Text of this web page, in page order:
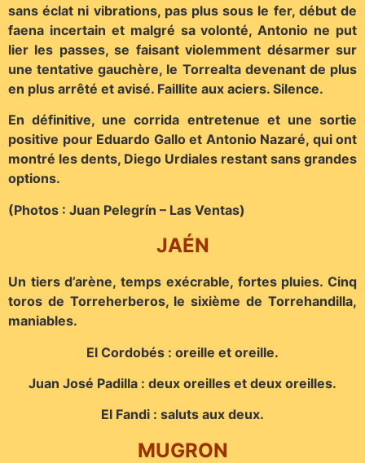
sans éclat ni vibrations, pas plus sous le fer, début de
faena incertain et malgré sa volonté, Antonio ne put
lier les passes, se faisant violemment désarmer sur
une tentative gauchère, le Torrealta devenant de plus
en plus arrêté et avisé. Faillite aux aciers. Silence.
En définitive, une corrida entretenue et une sortie
positive pour Eduardo Gallo et Antonio Nazaré, qui ont
montré les dents, Diego Urdiales restant sans grandes
options.
(Photos : Juan Pelegrín – Las Ventas)
JAÉN
Un tiers d’arène, temps exécrable, fortes pluies. Cinq
toros de Torreherberos, le sixième de Torrehandilla,
maniables.
El Cordobés : oreille et oreille.
Juan José Padilla : deux oreilles et deux oreilles.
El Fandi : saluts aux deux.
MUGRON